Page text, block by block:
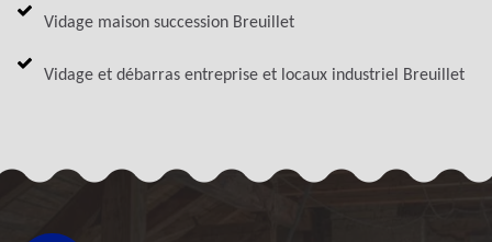
Vidage maison succession Breuillet
Vidage et débarras entreprise et locaux industriel Breuillet